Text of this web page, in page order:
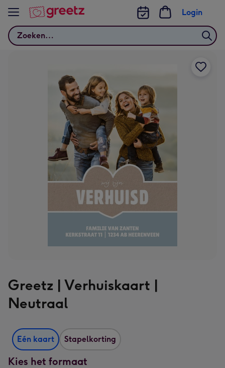
Bekijk meer
Zoeken
Login
Greetz | Verhuiskaart |
Neutraal
Eén kaart Stapelkorting
Kies het formaat